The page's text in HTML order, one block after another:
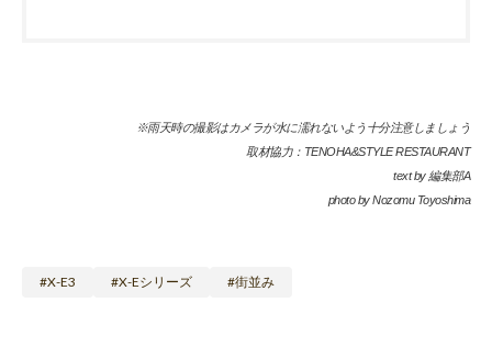
※雨天時の撮影はカメラが水に濡れないよう十分注意しましょう
取材協力：TENOHA&STYLE RESTAURANT
text by 編集部A
photo by Nozomu Toyoshima
X-E3 X-Eシリーズ 街並み